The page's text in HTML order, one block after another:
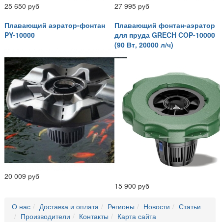
25 650 руб
27 995 руб
Плавающий аэратор-фонтан
PY-10000
20 009 руб
Плавающий фонтан-аэратор
для пруда GRECH COP-10000
(90 Вт, 20000 л/ч)
15 900 руб
О нас Доставка и оплата Регионы Новости
Статьи
Производители
Контакты Карта сайта